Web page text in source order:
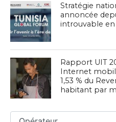
Stratégie
annoncée
introuvable en
Rapport UIT
Internet
1,53 % du
habitant par